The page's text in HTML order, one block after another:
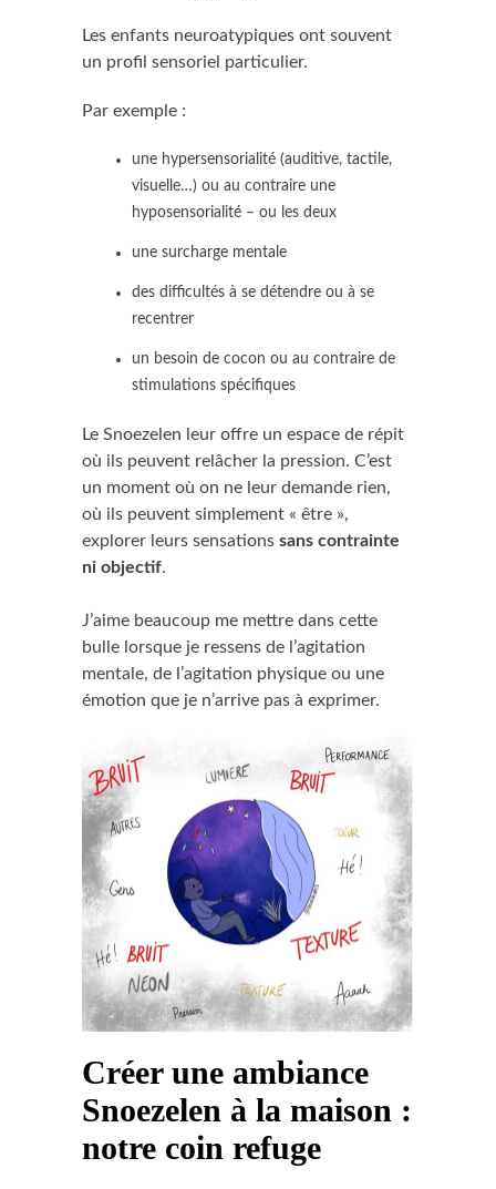
Les enfants neuroatypiques ont souvent
un profil sensoriel particulier.
Par exemple :
une hypersensorialité (auditive, tactile,
visuelle…) ou au contraire une
hyposensorialité – ou les deux
une surcharge mentale
des difficultés à se détendre ou à se
recentrer
un besoin de cocon ou au contraire de
stimulations spécifiques
Le Snoezelen leur offre un espace de répit
où ils peuvent relâcher la pression. C’est
un moment où on ne leur demande rien,
où ils peuvent simplement « être »,
explorer leurs sensations sans contrainte
ni objectif.
J’aime beaucoup me mettre dans cette
bulle lorsque je ressens de l’agitation
mentale, de l’agitation physique ou une
émotion que je n’arrive pas à exprimer.
Créer une ambiance
Snoezelen à la maison :
notre coin refuge